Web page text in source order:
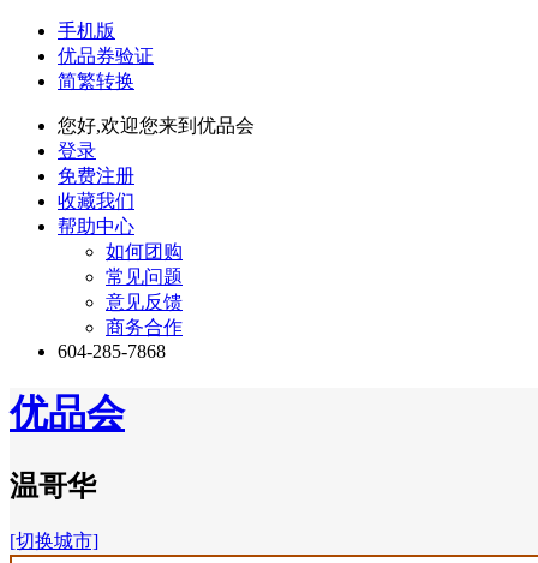
手机版
优品券验证
简繁转换
您好,欢迎您来到优品会
登录
免费注册
收藏我们
帮助中心
如何团购
常见问题
意见反馈
商务合作
604-285-7868
优品会
温哥华
[切换城市]